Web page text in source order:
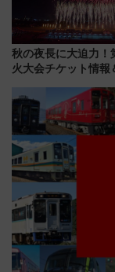
秋の夜長に大迫力！
火大会チケット情報